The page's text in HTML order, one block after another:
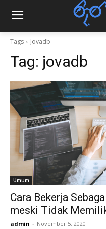
Tags Jovadb
Tag: jovadb
Umum
Cara Bekerja
meski Tidak
admin - November 5, 2020